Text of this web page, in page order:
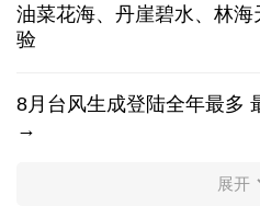
油菜花海、丹崖碧水、林
验
8月台风生成登陆全年最多
→
柔性制造，高效匹配差异化
展开